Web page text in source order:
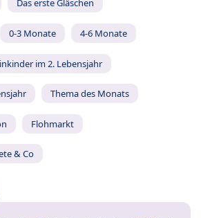
Das erste Gläschen
0-3 Monate 4-6 Monate
im 2. Lebensjahr
Thema des Monats
Flohmarkt
& Co